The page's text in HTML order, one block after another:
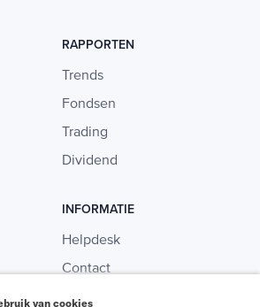
RAPPORTEN
Trends
Fondsen
Trading
Dividend
INFORMATIE
Helpdesk
Contact
Adverteren
van cookies